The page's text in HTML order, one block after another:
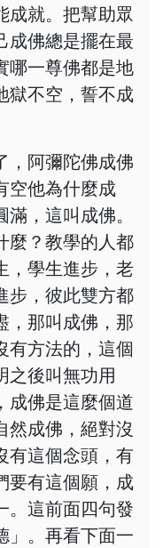
成就。把幫助眾
成佛總是擺在最
哪一尊佛都是地
獄不空，誓不成
阿彌陀佛成佛
空他為什麼成
，這叫成佛。
麼？教學的人都
，學生進步，老
步，彼此雙方都
，那叫成佛，那
有方法的，這個
之後叫無功用
成佛是這麼個道
然成佛，絕對沒
有這個念頭，有
要有這個願，成
。這前面四句發
」。再看下面一